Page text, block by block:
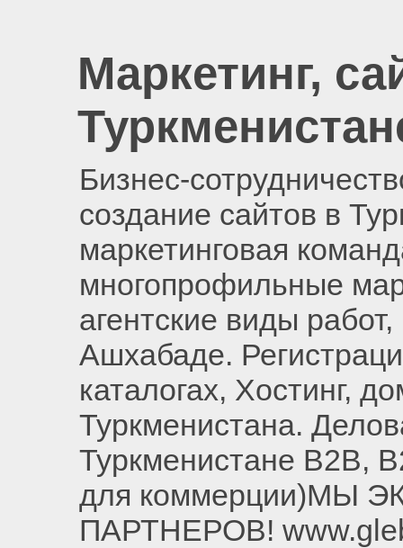
Маркетинг,
Бизнес-
создание сайтов в
маркетинговая
многопрофильные
агентские виды
Ашхабаде.
каталогах, Хостинг,
Туркменистана.
Туркменистане B2B,
для коммерции)МЫ
ПАРТНЕРОВ!